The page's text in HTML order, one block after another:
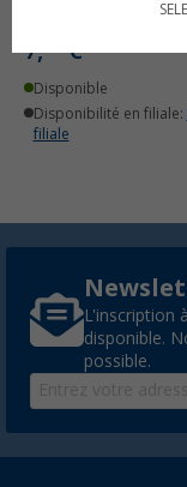
7, €
Disponible
Disponibilité en filiale:
filiale
L'inscription
disponible.
possible.